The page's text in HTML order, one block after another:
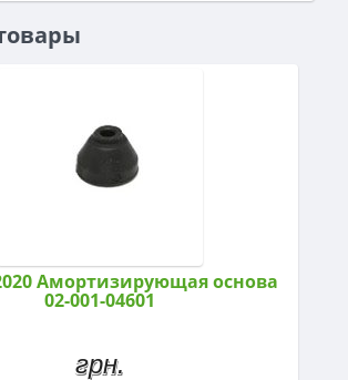
Амортизирующая основа
02-001-04601
грн.